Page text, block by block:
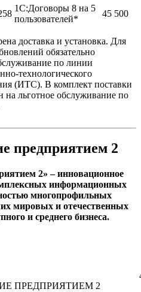
1С:Договоры 8 на 5
пользователей*
45 500
доставка и установка. Для
обязательно
по линии
технологического
(ИТС). В комплект поставки
на льготное обслуживание по
предприятием 2
2» – инновационное
информационных
многопрофильных
мировых и отечественных
и среднего бизнеса.
ПРЕДПРИЯТИЕМ 2